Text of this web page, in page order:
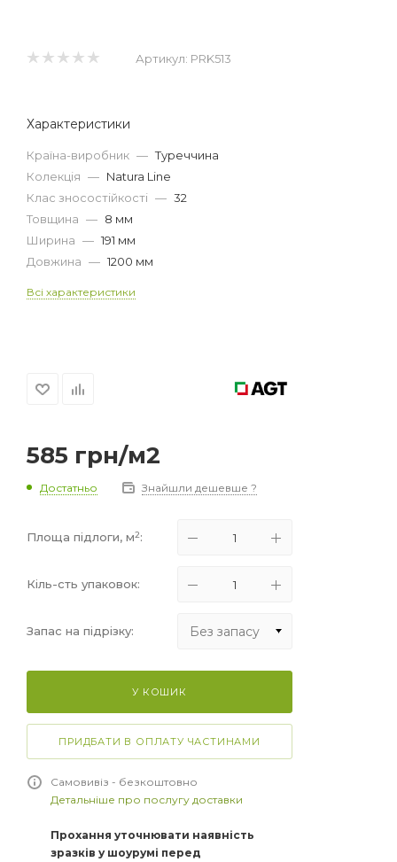
Артикул: PRK513
Характеристики
Країна-виробник — Туреччина
Колекція — Natura Line
Клас зносостійкості — 32
Товщина — 8 мм
Ширина — 191 мм
Довжина — 1200 мм
Всі характеристики
585 грн/м2
Достатньо Знайшли дешевше ?
Площа підлоги, м2:
Кіль-сть упаковок:
Запас на підрізку: Без запасу
+10%
+15%
У КОШИК
ПРИДБАТИ В ОПЛАТУ ЧАСТИНАМИ
Самовивіз - безкоштовно
Детальніше про послугу доставки
Прохання уточнювати наявність
зразків у шоурумі перед